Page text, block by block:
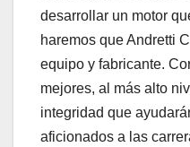
desarrollar un motor
haremos que Andretti
equipo y fabricante.
mejores, al más alto
integridad que
aficionados a las